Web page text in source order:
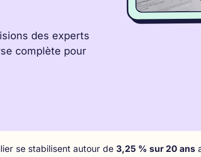
des experts
complète pour
se stabilisent autour de 3,25 % sur 20 ans